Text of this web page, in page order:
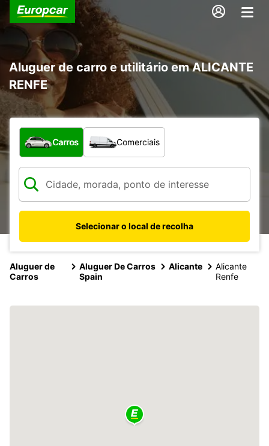
Aluguer de carro e utilitário em ALICANTE
RENFE
Que tipo de veículo pretende?
Carros Comerciais
Selecionar o local de recolha
Aluguer de
Carros
Aluguer De Carros
Spain
Alicante
Alicante
Renfe